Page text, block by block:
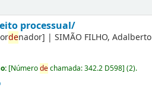
processual/
denador] |SIMÃO FILHO, Adalberto
[Númerodechamada:342.2 D598](2).